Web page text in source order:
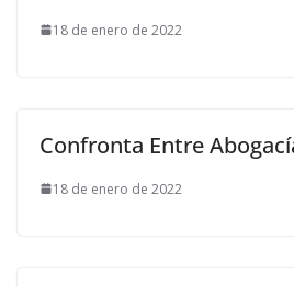
18 de enero de 2022
Confronta Entre
18 de enero de 2022